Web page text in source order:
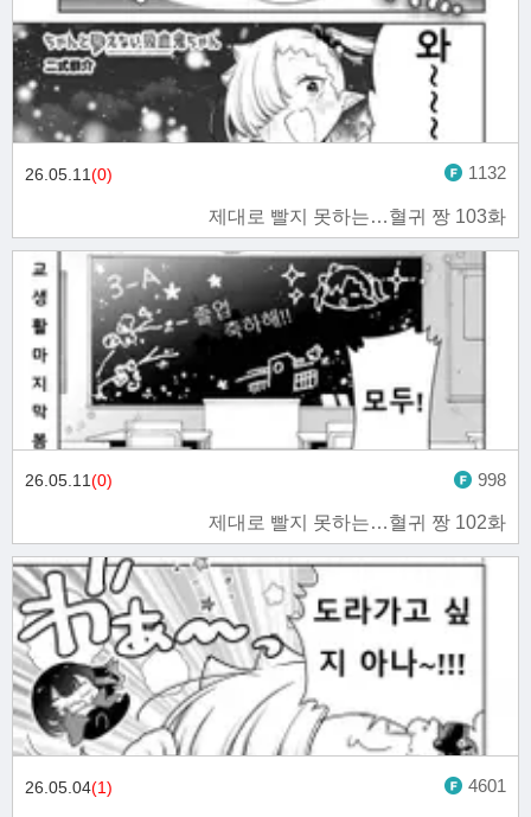
제대로 빨지 못하는…혈귀 짱 103화
26.05.11(0) 1132
제대로 빨지 못하는…혈귀 짱 102화
26.05.11(0) 998
26.05.04(1) 4601